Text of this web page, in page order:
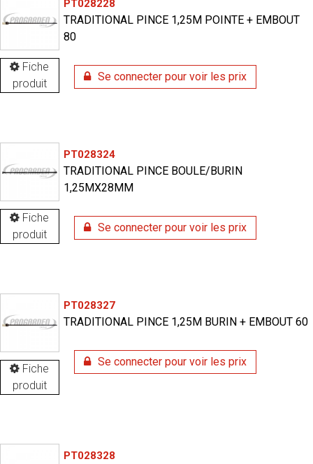
Fiche
produit
PT028228
TRADITIONAL PINCE 1,25M POINTE + EMBOUT
80
Se connecter pour voir les prix
Fiche
produit
PT028324
TRADITIONAL PINCE BOULE/BURIN
1,25MX28MM
Se connecter pour voir les prix
Fiche
produit
PT028327
TRADITIONAL PINCE 1,25M BURIN + EMBOUT 60
Se connecter pour voir les prix
PT028328